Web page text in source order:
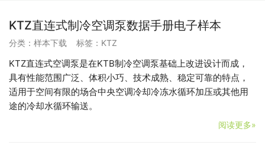
KTZ直连式制冷空调泵数据手册电子样本
分类： 样本下载 标签： KTZ
KTZ直连式空调泵是在KTB制冷空调泵基础上改进设计而成，
具有性能范围广泛、体积小巧、技术成熟、稳定可靠的特点，
适用于空间有限的场合中央空调冷却冷冻水循环加压或其他用
途的冷却水循环输送。
阅读更多»